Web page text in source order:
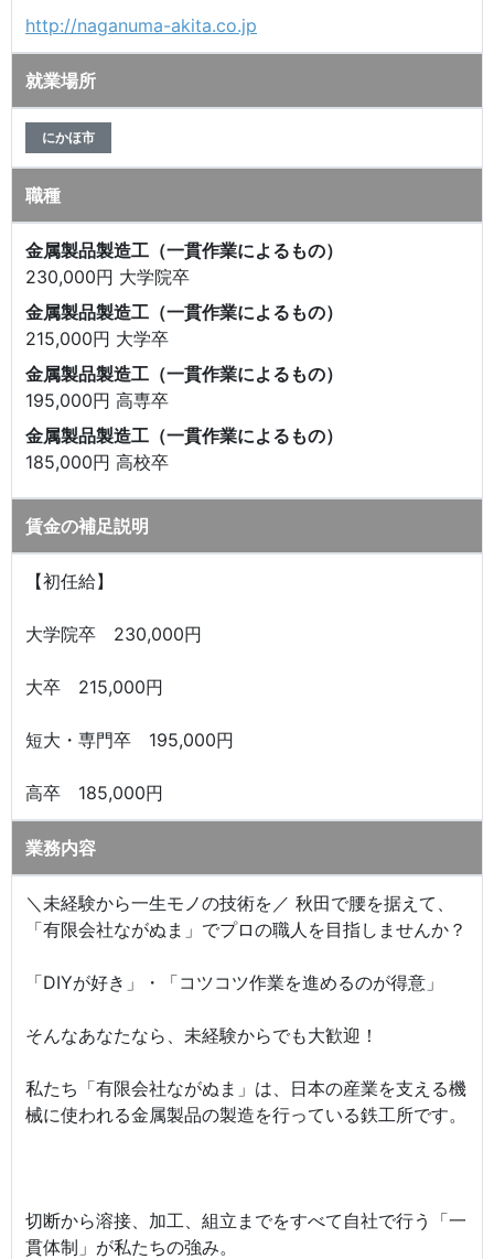
http://naganuma-akita.co.jp
就業場所
にかほ市
職種
金属製品製造工（一貫作業によるもの）
230,000円 大学院卒
金属製品製造工（一貫作業によるもの）
215,000円 大学卒
金属製品製造工（一貫作業によるもの）
195,000円 高専卒
金属製品製造工（一貫作業によるもの）
185,000円 高校卒
賃金の補足説明
【初任給】
大学院卒 230,000円
大卒 215,000円
短大・専門卒 195,000円
高卒 185,000円
業務内容
＼未経験から一生モノの技術を／ 秋田で腰を据えて、
「有限会社ながぬま」でプロの職人を目指しませんか？
「DIYが好き」・「コツコツ作業を進めるのが得意」
そんなあなたなら、未経験からでも大歓迎！
私たち「有限会社ながぬま」は、日本の産業を支える機
械に使われる金属製品の製造を行っている鉄工所です。
切断から溶接、加工、組立までをすべて自社で行う「一
貫体制」が私たちの強み。